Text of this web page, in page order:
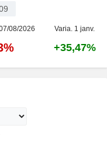
08/2026 Varia. 1 janv.
+35,47%